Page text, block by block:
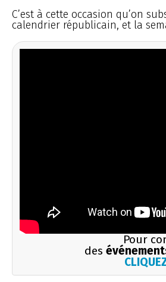
C’est à cette occasion qu’on
calendrier républicain, et la
Pour
des